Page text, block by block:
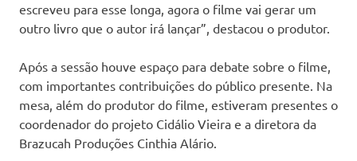
escreveu para esse longa, agora o filme vai gerar um
outro livro que o autor irá lançar”, destacou o produtor.
Após a sessão houve espaço para debate sobre o filme,
com importantes contribuições do público presente. Na
mesa, além do produtor do filme, estiveram presentes o
coordenador do projeto Cidálio Vieira e a diretora da
Brazucah Produções Cinthia Alário.